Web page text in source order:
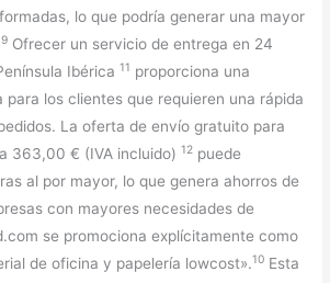
lo que podría generar una mayor
9 Ofrecer un servicio de entrega en 24
Ibérica11 proporciona una
los clientes que requieren una rápida
La oferta de envío gratuito para
363,00 € (IVA incluido)12 puede
al por mayor, lo que genera ahorros de
con mayores necesidades de
se promociona explícitamente como
de oficina y papelería lowcost».10 Esta